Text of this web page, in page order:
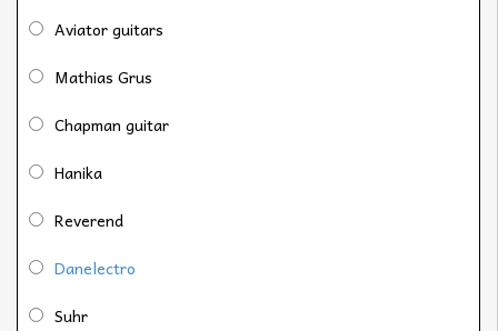
Aviator guitars
Mathias Grus
Chapman guitar
Hanika
Reverend
Danelectro
Suhr